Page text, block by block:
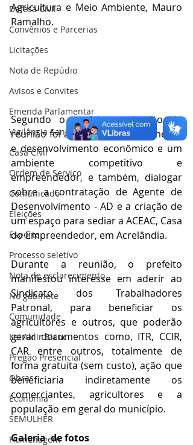
Defesa Civil
Convênios e Parcerias
Licitações
Nota de Repúdio
Avisos e Convites
Emenda Parlamentar
Vigilância Sanitária
Casa Civil
Ordem de Serviço
Comunicado
Eleições
Esporte
Processo seletivo
Nota de esclarecimento
No gabinete
Comunidade
Lei Aldir Blanc
Pregão Presencial
Obras
Economia
SEMULHER
Homenagem
Agricultura e Meio Ambiente, Mauro
Ramalho.
Segundo o prefeito, o intuito da
reunião foi alinhar ações de fomento
e desenvolvimento econômico e um
ambiente competitivo e
empreendedor, e também, dialogar
sobre a contratação de Agente de
Desenvolvimento - AD e a criação de
um espaço para sediar a ACEAC, Casa
do Empreendedor, em Acrelândia.
Durante a reunião, o prefeito
manifestou interesse em aderir ao
Sindicato dos Trabalhadores
Patronal, para beneficiar os
agricultores e outros, que poderão
gerar documentos como, ITR, CCIR,
CAR entre outros, totalmente de
forma gratuita (sem custo), ação que
beneficiaria indiretamente os
comerciantes, agricultores e a
população em geral do município.
Galeria  de fotos